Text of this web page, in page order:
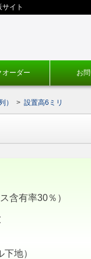
イト
オーダー お
） > 設置高6ミリ
含有率30％）
地）